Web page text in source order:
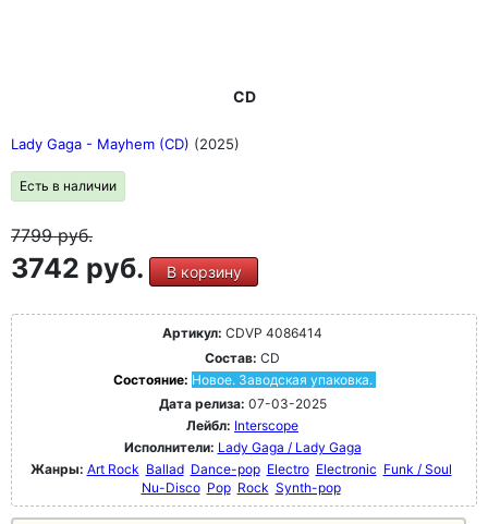
CD
Lady Gaga - Mayhem (CD) (2025)
Есть в наличии
7799руб.
3742 руб. В корзину
Артикул: CDVP 4086414
Состав: CD
Состояние: Новое. Заводская упаковка.
Дата релиза: 07-03-2025
Лейбл: Interscope
Исполнители: Lady Gaga / Lady Gaga
Жанры: Art Rock Ballad Dance-pop Electro Electronic Funk / Soul
Nu-Disco Pop Rock Synth-pop